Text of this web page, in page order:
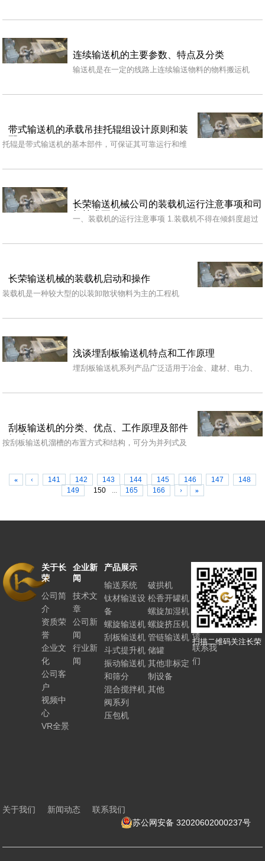
连续输送机的主要参数、特点及分类
输送机是在一定的线路上连续输送物料的物料搬运机
带式输送机的承载吊挂托辊组设计原则和装
配
托辊是带式输送机的基本部件，可保证其可靠运行和维
长荣输送机械公司的装载机运行注意事项和司
机技术要求
一、装载机的运行注意事项 1.装载机不得在倾斜度超过
长荣输送机械的装载机启动和操作
装载机是一种较大型的以装卸散状物料为主的工程机
浅谈埋刮板输送机特点和工作原理
埋刮板输送机系列产品广泛适用于冶金、建材、电力、
刮板输送机的分类、优点、工作原理及部件
组成
按刮板输送机溜槽的布置方式和结构，可分为并列式及
« ‹ 141 142 143 144 145 146 147
148
149
150 ... 165 166 › »
关于长
荣
公司简
介
资质荣
誉
企业文
化
公司客
户
视频中
心
VR全景
企业新
闻
技术文
章
公司新
闻
行业新
闻
产品展示
输送系统
钛材输送设
备
螺旋输送机
刮板输送机
斗式提升机
振动输送机
和筛分
混合搅拌机
阀系列
压包机
破拱机
松香开罐机
螺旋加湿机
螺旋挤压机
管链输送机
储罐
其他非标定
制设备
其他
联系长
荣
人力资
源
客户反
馈
联系我
们
扫描二维码关注长荣
关于我们 新闻动态
联系我们
苏公网安备 32020602000237号